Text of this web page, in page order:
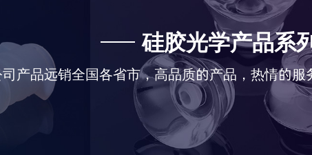
硅胶光学产品系
产品远销全国各省市，高品质的产品，热情的